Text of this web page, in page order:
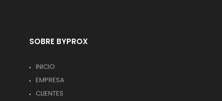
SOBRE BYPROX
INICIO
EMPRESA
CLIENTES